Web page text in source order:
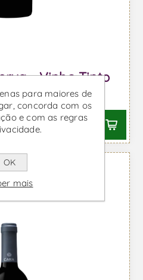
- Vinho Tinto
IVA incl.
para maiores de
concorda com os
e com as regras
OK
mais